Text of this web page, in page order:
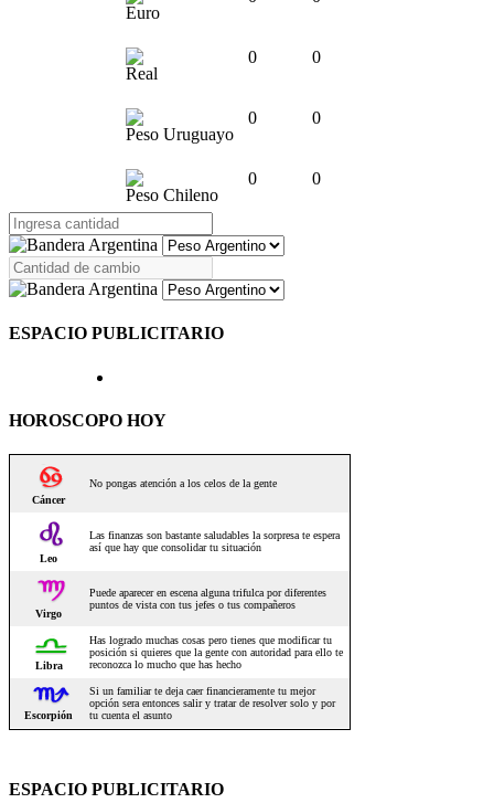
Euro
Real
0 0
Peso Uruguayo
0 0
Peso Chileno
0 0
ESPACIO PUBLICITARIO
HOROSCOPO HOY
ESPACIO PUBLICITARIO